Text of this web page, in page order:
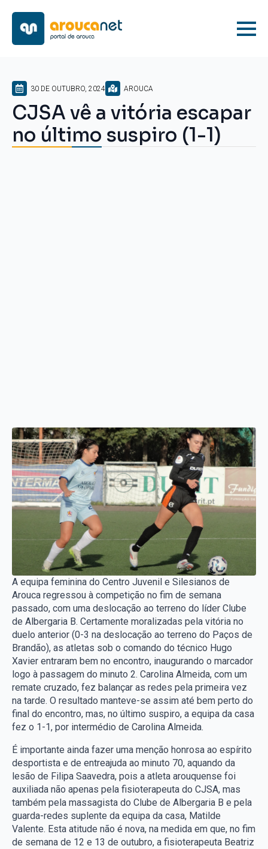
30 DE OUTUBRO, 2024 AROUCA
CJSA vê a vitória escapar
no último suspiro (1-1)
A equipa feminina do Centro Juvenil e Silesianos de
Arouca regressou à competição no fim de semana
passado, com uma deslocação ao terreno do líder Clube
de Albergaria B. Certamente moralizadas pela vitória no
duelo anterior (0-3 na deslocação ao terreno do Paços de
Brandão), as atletas sob o comando do técnico Hugo
Xavier entraram bem no encontro, inaugurando o marcador
logo à passagem do minuto 2. Carolina Almeida, com um
remate cruzado, fez balançar as redes pela primeira vez
na tarde. O resultado manteve-se assim até bem perto do
final do encontro, mas, no último suspiro, a equipa da casa
fez o 1-1, por intermédio de Carolina Almeida.
É importante ainda fazer uma menção honrosa ao espírito
desportista e de entreajuda ao minuto 70, aquando da
lesão de Filipa Saavedra, pois a atleta arouquense foi
auxiliada não apenas pela fisioterapeuta do CJSA, mas
também pela massagista do Clube de Albergaria B e pela
guarda-redes suplente da equipa da casa, Matilde
Valente. Esta atitude não é nova, na medida em que, no fim
de semana de 12 e 13 de outubro, a fisioterapeuta Beatriz